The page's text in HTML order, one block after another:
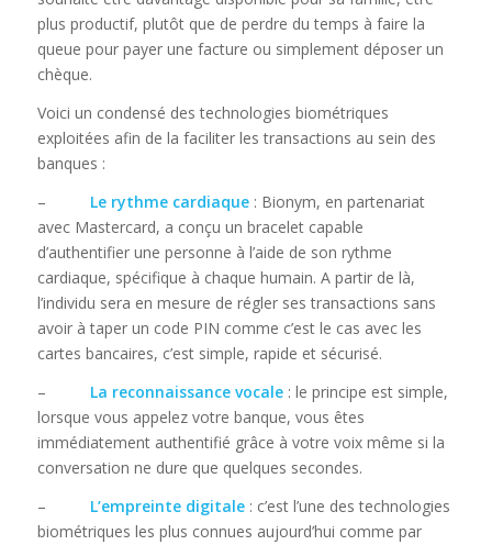
plus productif, plutôt que de perdre du temps à faire la
queue pour payer une facture ou simplement déposer un
chèque.
Voici un condensé des technologies biométriques
exploitées afin de la faciliter les transactions au sein des
banques :
– Le rythme cardiaque: Bionym, en partenariat
avec Mastercard, a conçu un bracelet capable
d’authentifier une personne à l’aide de son rythme
cardiaque, spécifique à chaque humain. A partir de là,
l’individu sera en mesure de régler ses transactions sans
avoir à taper un code PIN comme c’est le cas avec les
cartes bancaires, c’est simple, rapide et sécurisé.
– La reconnaissance vocale: le principe est simple,
lorsque vous appelez votre banque, vous êtes
immédiatement authentifié grâce à votre voix même si la
conversation ne dure que quelques secondes.
– L’empreinte digitale: c’est l’une des technologies
biométriques les plus connues aujourd’hui comme par